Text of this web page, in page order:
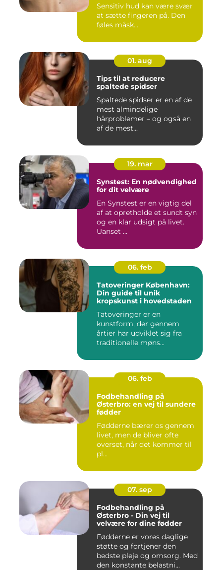
Sensitiv hud kan være svær
at sætte fingeren på. Den
føles måsk...
01. aug
Tips til at reducere
spaltede spidser
Spaltede spidser er en af de
mest almindelige
hårproblemer – og også en
af de mest...
19. mar
Synstest: En nødvendighed
for dit velvære
En Synstest er en vigtig del
af at opretholde et sundt syn
og en klar udsigt på livet.
Uanset ...
06. feb
Tatoveringer København:
Din guide til unik
kropskunst i hovedstaden
Tatoveringer er en
kunstform, der gennem
årtier har udviklet sig fra
traditionelle møns...
06. feb
Fodbehandling på
Østerbro: en vej til sundere
fødder
Fødderne bærer os gennem
livet, men de bliver ofte
overset, når det kommer til
pl...
07. sep
Fodbehandling på
Østerbro - Din vej til
velvære for dine fødder
Fødderne er vores daglige
støtte og fortjener den
bedste pleje og omsorg. Med
den konstante belastni...